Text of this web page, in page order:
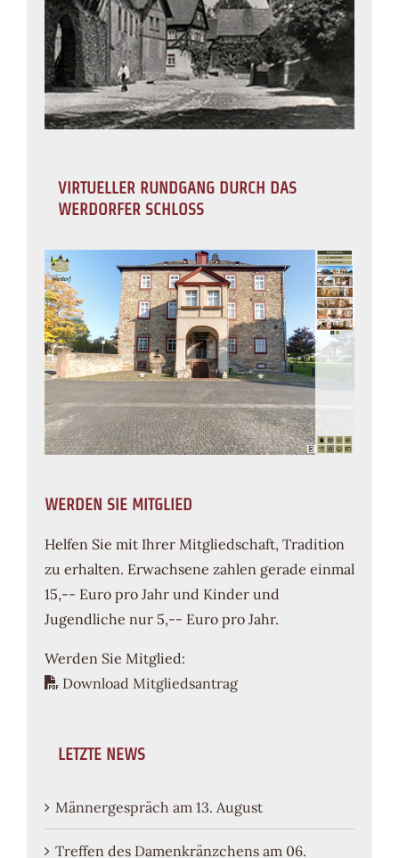
VIRTUELLER RUNDGANG DURCH DAS
WERDORFER SCHLOSS
WERDEN SIE MITGLIED
Helfen Sie mit Ihrer Mitgliedschaft, Tradition
zu erhalten. Erwachsene zahlen gerade einmal
15,-- Euro pro Jahr und Kinder und
Jugendliche nur 5,-- Euro pro Jahr.
Werden Sie Mitglied:
Download Mitgliedsantrag
LETZTE NEWS
Männergespräch am 13. August
Treffen des Damenkränzchens am 06.